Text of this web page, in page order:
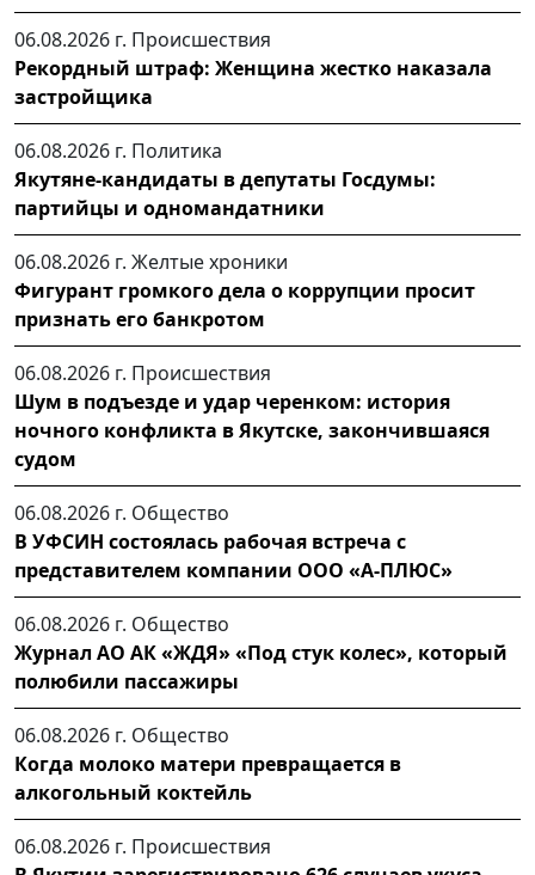
06.08.2026 г. Происшествия
Рекордный штраф: Женщина жестко наказала
застройщика
06.08.2026 г. Политика
Якутяне-кандидаты в депутаты Госдумы:
партийцы и одномандатники
06.08.2026 г. Желтые хроники
Фигурант громкого дела о коррупции просит
признать его банкротом
06.08.2026 г. Происшествия
Шум в подъезде и удар черенком: история
ночного конфликта в Якутске, закончившаяся
судом
06.08.2026 г. Общество
В УФСИН состоялась рабочая встреча с
представителем компании ООО «А-ПЛЮС»
06.08.2026 г. Общество
Журнал АО АК «ЖДЯ» «Под стук колес», который
полюбили пассажиры
06.08.2026 г. Общество
Когда молоко матери превращается в
алкогольный коктейль
06.08.2026 г. Происшествия